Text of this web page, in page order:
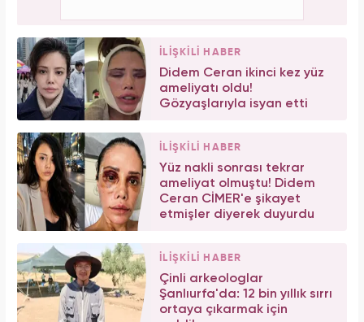
İLİŞKİLİ HABER
Didem Ceran ikinci kez yüz
ameliyatı oldu!
Gözyaşlarıyla isyan etti
İLİŞKİLİ HABER
Yüz nakli sonrası tekrar
ameliyat olmuştu! Didem
Ceran CİMER'e şikayet
etmişler diyerek duyurdu
İLİŞKİLİ HABER
Çinli arkeologlar
Şanlıurfa'da: 12 bin yıllık sırrı
ortaya çıkarmak için